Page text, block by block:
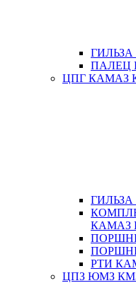
ПАЛЕЦ
ЦПГ КАМАЗ
КАМАЗ
РТИ
ЦПЗ ЮМЗ